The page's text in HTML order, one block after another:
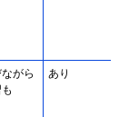
がら
あり